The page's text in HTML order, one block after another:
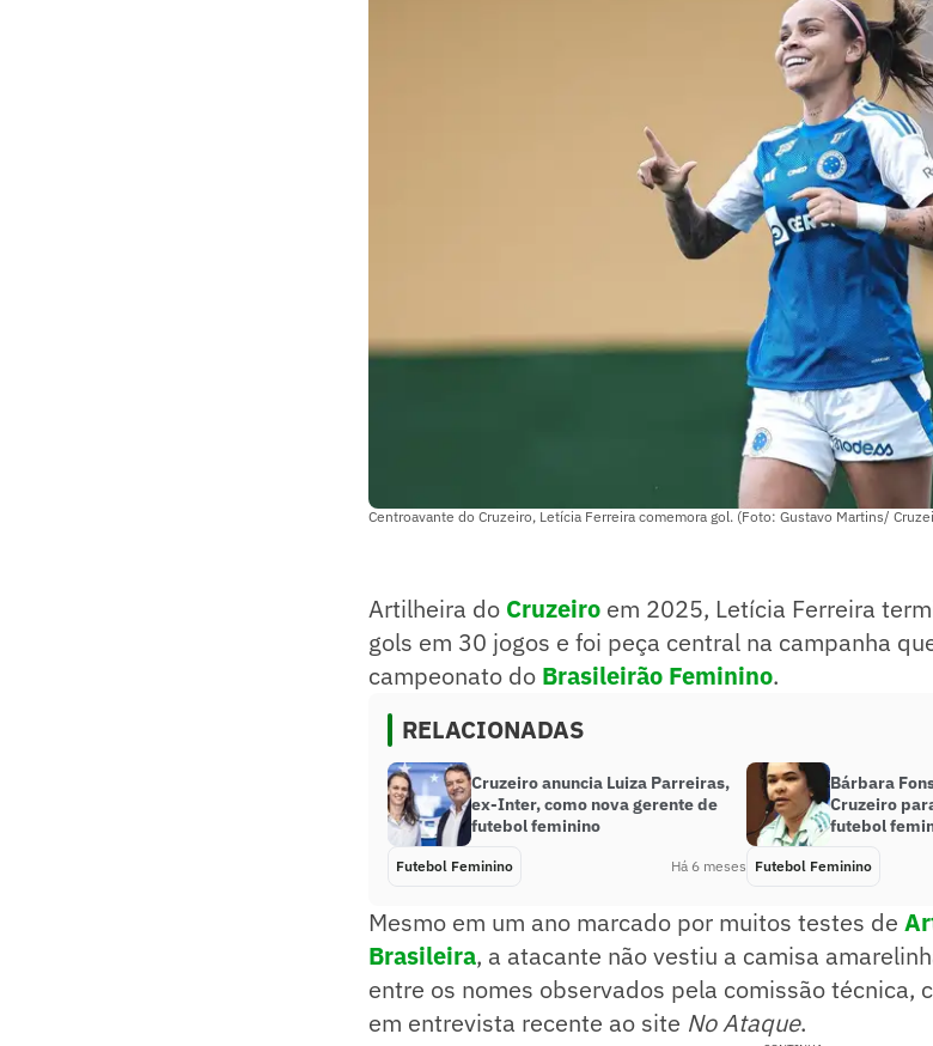
Centroavante do Cruzeiro, Letícia Ferreira comemora gol. (Foto: Gustavo Martins/
Artilheira do Cruzeiro em 2025, Letícia Ferreira
gols em 30 jogos e foi peça central na campanha
campeonato do Brasileirão Feminino.
RELACIONADAS
Cruzeiro anuncia Luiza Parreiras,
ex-Inter, como nova gerente de
futebol feminino
Futebol Feminino Há 6 meses
Bárbara
Cruzeiro
futebol
Futebol Feminino
Mesmo em um ano marcado por muitos testes de
Brasileira, a atacante não vestiu a camisa
entre os nomes observados pela comissão técnica,
em entrevista recente ao site No Ataque.